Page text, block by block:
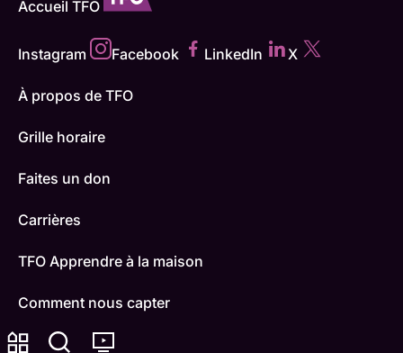
Accueil TFO
Instagram Facebook LinkedIn X
À propos de TFO
Grille horaire
Faites un don
Carrières
TFO Apprendre à la maison
Comment nous capter
Contactez-nous